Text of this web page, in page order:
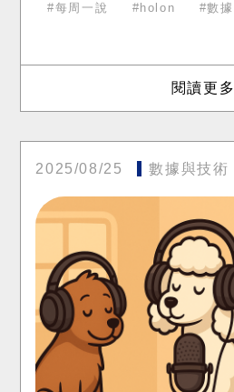
每周一說
holon 數據
閱讀更多
2025/08/25 數據與技術